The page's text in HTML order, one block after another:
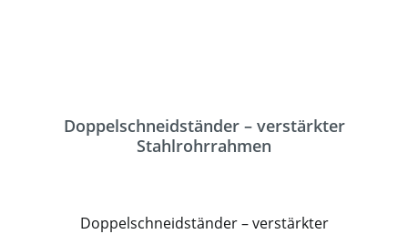
Doppelschneidständer – verstärkter
Stahlrohrrahmen
Doppelschneidständer – verstärkter